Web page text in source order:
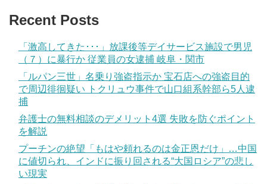
Recent Posts
「激高してきた･･･」放課後等デイサービス施設で男児
（７）に暴行か 従業員の女逮捕 岐阜・関市
「ルパン三世」名乗り強盗指示か 宝石店への強盗目的
で周辺徘徊疑い トクリュウ事件で山口組系幹部ら5人逮
捕
弁護士の無料相談のデメリット4選 失敗を防ぐポイント
を解説
プーチンの絶望「もはや頼れるのは金正恩だけ」…中国
に値切られ、インドに振り回される“大国ロシア”の悲し
い現実